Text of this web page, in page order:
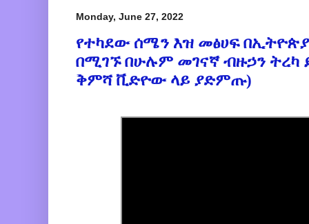
Monday, June 27, 2022
የተካደው ሰሜን እዝ መፅሀፍ
በሚገኙ በሁሉም መገናኛ ብዙኃን ትረካ
ቅምሻ ቪድዮው ላይ ያድምጡ)